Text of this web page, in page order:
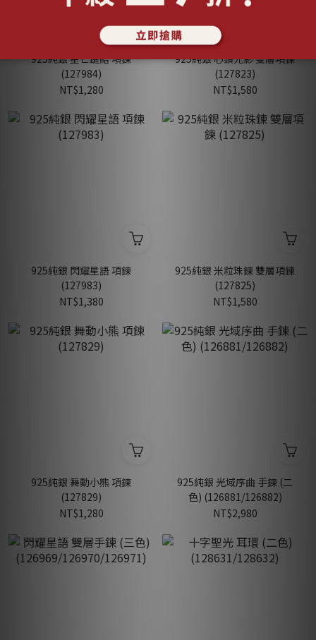
925純銀 星芒鏈結 項鍊
(127984)
NT$1,280
925純銀 心鑽光影 雙層項鍊
(127823)
NT$1,580
925純銀 閃耀星語 項鍊
(127983)
NT$1,380
925純銀 米粒珠鍊 雙層項鍊
(127825)
NT$1,580
925純銀 舞動小熊 項鍊
(127829)
NT$1,280
925純銀 光域序曲 手鍊 (二
色) (126881/126882)
NT$2,980